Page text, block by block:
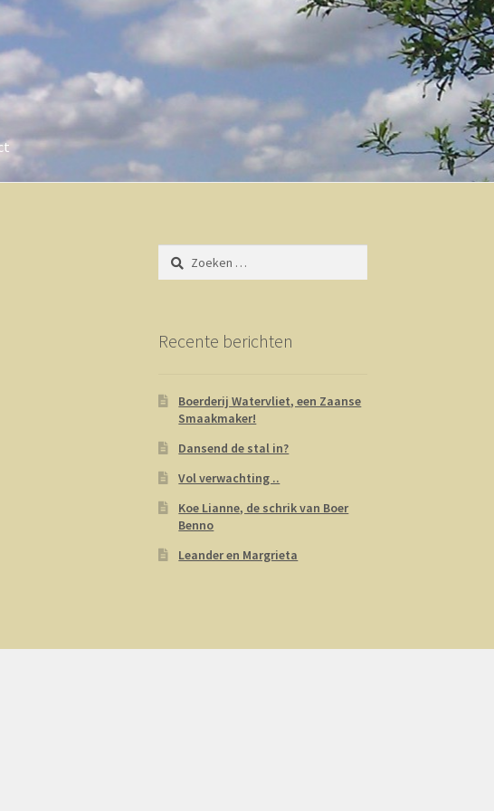
Zoeken
naar:
Recente berichten
Boerderij Watervliet, een Zaanse
Smaakmaker!
Dansend de stal in?
Vol verwachting ..
Koe Lianne, de schrik van Boer
Benno
Leander en Margrieta